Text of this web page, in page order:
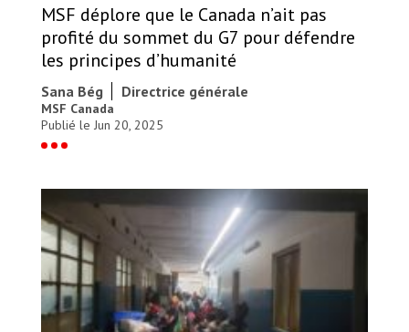
MSF déplore que le Canada n’ait pas
profité du sommet du G7 pour défendre
les principes d’humanité
Sana Bég Directrice générale
MSF Canada
Publié le Jun 20, 2025